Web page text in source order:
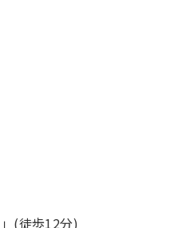
」(徒歩12分)